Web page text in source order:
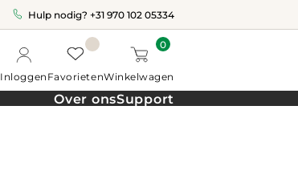
Hulp nodig? +31 970 102 05334
InloggenFavorieten
0
Winkelwagen
Over onsSupport